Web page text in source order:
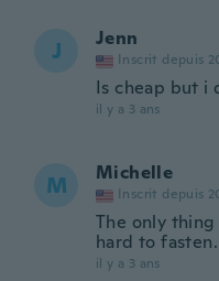
J Jenn
Inscrit depuis
Is cheap but i
il y a 3 ans
M Michelle
Inscrit depuis
The only
hard to
il y a 3 ans